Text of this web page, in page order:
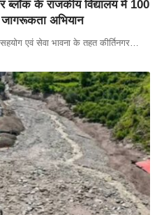
ब्लॉक के राजकीय विद्यालय में 100
जागरूकता अभियान
एवं सेवा भावना के तहत कीर्तिनगर…